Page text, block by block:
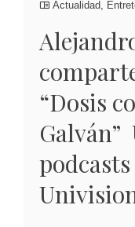
Actualidad
“Dosis
Galván”